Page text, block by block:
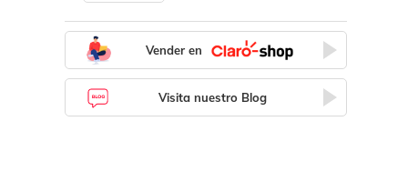
Vender en
Visita nuestro Blog